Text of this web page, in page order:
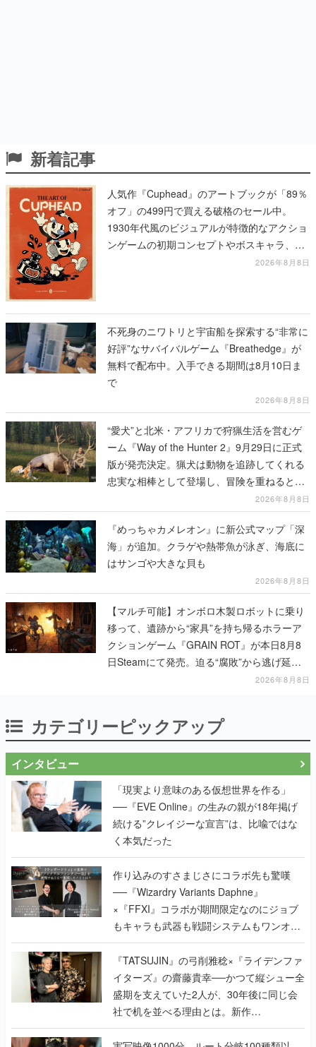
新着記事
人気作『Cuphead』のアートブックが「89％
オフ」の499円で買える破格のセール中。
1930年代風のビジュアルが特徴的なアクショ
ンゲームの初期コンセプトやボスキャラ、ス
2026年8月8日
不死身のニワトリと宇宙船を探索する“非常に
好評”なサバイバルゲーム『Breathedge』が
無料で配布中。入手できる期間は8月10日ま
で
2026年8月8日
“愛犬”と北米・アフリカで狩猟生活を営むゲ
ーム『Way of the Hunter 2』9月29日に正式
版が発売決定。猟犬は動物を追跡してくれる
忠実な相棒として登場し、冒険を重ねると成
2026年8月8日
『めっちゃカメレオン』に新公式マップ「深
海」が追加。クラゲや熱帯魚が泳ぎ、海底に
はサンゴや大きな貝も
2026年8月8日
【マルチ可能】オンボロ木製ロボットに乗り
移って、遺跡から“家具”を持ち帰るホラーア
クションゲーム『GRAIN ROT』が本日8月8
日Steamにて発売。迫る“腐敗”から逃げ延
2026年8月8日
カテゴリーピックアップ
インタビュー
「現実より意味のある仮想世界を作る」
──『EVE Online』の生みの親が18年掲げ
続ける”クレイジーな宣言”は、比喩ではな
く本気だった
作り込みのすさまじさにコラボ先も驚嘆
──『Wizardry Variants Daphne』
×『FFXI』コラボが期間限定なのにジョブ
もキャラも武器も戦闘システムもワンオフ
で作り込まれた理由を両ディレクターに聞
く
『TATSUJIN』の弓削雅稔×『ライデンファ
イターズ』の齋藤貴幸──かつて縦シュー全
盛期を支えていた2人が、30年後に同じ会
社で机を並べる理由とは。新作
『TATSUJIN EXTREME』で初タッグを組